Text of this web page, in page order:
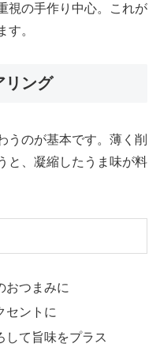
視の手作り中心。これが
す。
リング
うのが基本です。薄く削
と、凝縮したうま味が料
おつまみに
セントに
して旨味をプラス